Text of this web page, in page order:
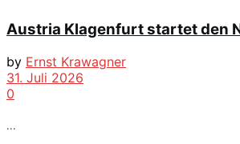
Austria Klagenfurt startet den
by Ernst Krawagner
31. Juli 2026
0
...